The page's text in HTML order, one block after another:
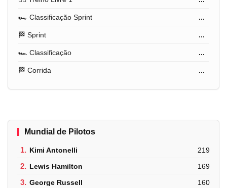
🏎️ Classificação Sprint ...
🏁 Sprint ...
🏎️ Classificação ...
🏁 Corrida ...
Mundial de Pilotos
1. Kimi Antonelli 219
2. Lewis Hamilton 169
3. George Russell 160